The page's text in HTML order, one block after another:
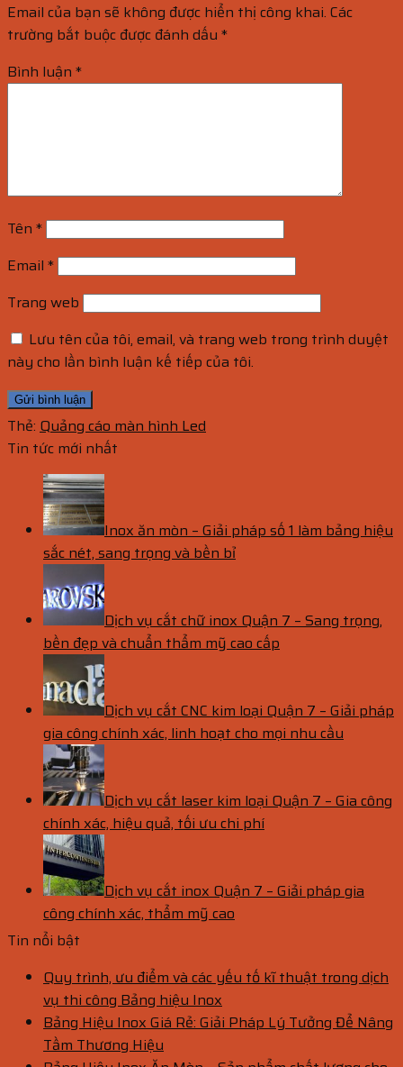
Email của bạn sẽ không được hiển thị công khai. Các
trường bắt buộc được đánh dấu *
Bình luận *
Tên *
Email *
Trang web
Lưu tên của tôi, email, và trang web trong trình duyệt
này cho lần bình luận kế tiếp của tôi.
Thẻ: Quảng cáo màn hình Led
Tin tức mới nhất
Inox ăn mòn – Giải pháp số 1 làm bảng hiệu
sắc nét, sang trọng và bền bỉ
Dịch vụ cắt chữ inox Quận 7 – Sang trọng,
bền đẹp và chuẩn thẩm mỹ cao cấp
Dịch vụ cắt CNC kim loại Quận 7 – Giải pháp
gia công chính xác, linh hoạt cho mọi nhu cầu
Dịch vụ cắt laser kim loại Quận 7 – Gia công
chính xác, hiệu quả, tối ưu chi phí
Dịch vụ cắt inox Quận 7 – Giải pháp gia
công chính xác, thẩm mỹ cao
Tin nổi bật
Quy trình, ưu điểm và các yếu tố kĩ thuật trong dịch
vụ thi công Bảng hiệu Inox
Bảng Hiệu Inox Giá Rẻ: Giải Pháp Lý Tưởng Để Nâng
Tầm Thương Hiệu